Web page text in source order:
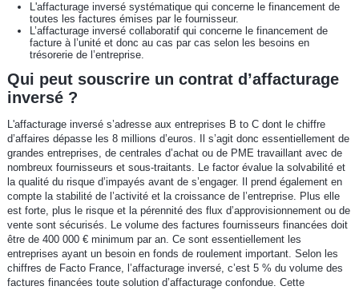
L'affacturage inversé systématique qui concerne le financement de
toutes les factures émises par le fournisseur.
L’affacturage inversé collaboratif qui concerne le financement de
facture à l’unité et donc au cas par cas selon les besoins en
trésorerie de l’entreprise.
Qui peut souscrire un contrat d’affacturage
inversé ?
L'affacturage inversé s’adresse aux entreprises B to C dont le chiffre
d’affaires dépasse les 8 millions d’euros. Il s’agit donc essentiellement de
grandes entreprises, de centrales d’achat ou de PME travaillant avec de
nombreux fournisseurs et sous-traitants. Le factor évalue la solvabilité et
la qualité du risque d’impayés avant de s’engager. Il prend également en
compte la stabilité de l’activité et la croissance de l’entreprise. Plus elle
est forte, plus le risque et la pérennité des flux d’approvisionnement ou de
vente sont sécurisés. Le volume des factures fournisseurs financées doit
être de 400 000 € minimum par an. Ce sont essentiellement les
entreprises ayant un besoin en fonds de roulement important. Selon les
chiffres de Facto France, l’affacturage inversé, c’est 5 % du volume des
factures financées toute solution d’affacturage confondue. Cette